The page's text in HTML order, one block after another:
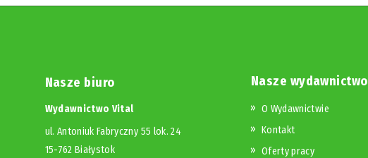
Nasze biuro
Wydawnictwo Vital
ul. Antoniuk Fabryczny 55 lok. 24
15-762 Białystok
Nasze wydawnictwo
O Wydawnictwie
Kontakt
Oferty pracy